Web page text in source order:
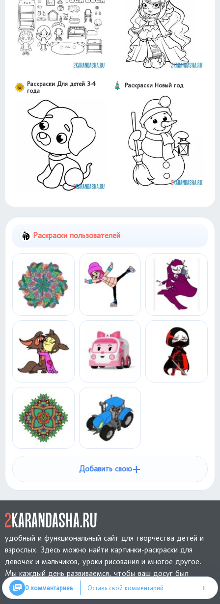
Раскраски Для детей 3-4
года
Раскраски Новый год
Раскраски пользователей
Добавить свою+
0 комментариев Оставь свой комментарий ›
удобный и функциональный сайт для творчества детей и
взрослых. Здесь можно найти картинки-раскраски для
девочек и мальчиков, уроки рисования и многое другое.
Мы каждый день развиваемся, чтобы ваш досуг был
интересным и полезным.